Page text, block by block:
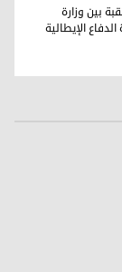
الدفاع
بين وزارة
الإيطالية